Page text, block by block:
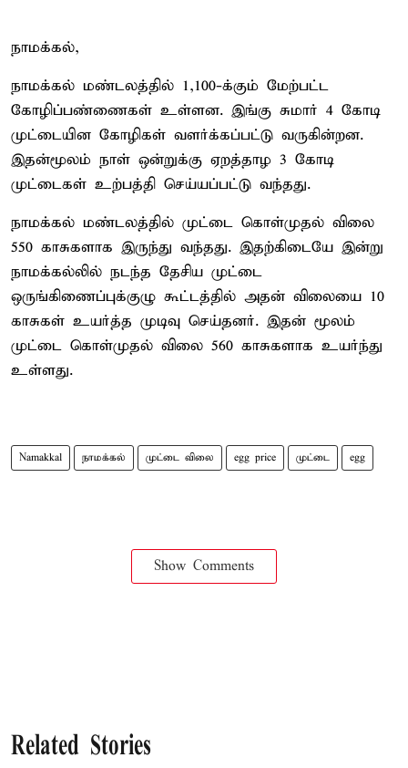
நாமக்கல்,
நாமக்கல் மண்டலத்தில் 1,100-க்கும் மேற்பட்ட
கோழிப்பண்ணைகள் உள்ளன. இங்கு சுமார் 4 கோடி
முட்டையின கோழிகள் வளர்க்கப்பட்டு வருகின்றன.
இதன்மூலம் நாள் ஒன்றுக்கு ஏறத்தாழ 3 கோடி
முட்டைகள் உற்பத்தி செய்யப்பட்டு வந்தது.
நாமக்கல் மண்டலத்தில் முட்டை கொள்முதல் விலை
550 காசுகளாக இருந்து வந்தது. இதற்கிடையே இன்று
நாமக்கல்லில் நடந்த தேசிய முட்டை
ஒருங்கிணைப்புக்குழு கூட்டத்தில் அதன் விலையை 10
காசுகள் உயர்த்த முடிவு செய்தனர். இதன் மூலம்
முட்டை கொள்முதல் விலை 560 காசுகளாக உயர்ந்து
உள்ளது.
Namakkal நாமக்கல் முட்டை விலை egg price முட்டை egg
Show Comments
Related Stories